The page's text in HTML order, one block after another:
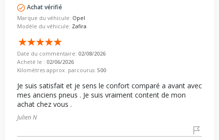
Achat vérifié
Marque du véhicule: Opel
Modèle du véhicule: Zafira
Date du commentaire: 02/08/2026
Acheté le : 02/06/2026
Kilomètres approx. parcourus: 500
Je suis satisfait et je sens le confort comparé a avant avec
mes anciens pneus . Je suis vraiment content de mon
achat chez vous .
Julien N